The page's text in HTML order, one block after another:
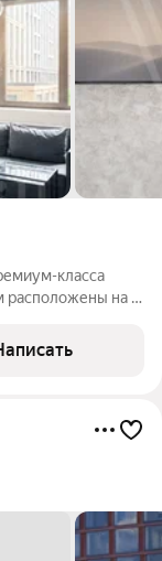
класса
расположены на 2